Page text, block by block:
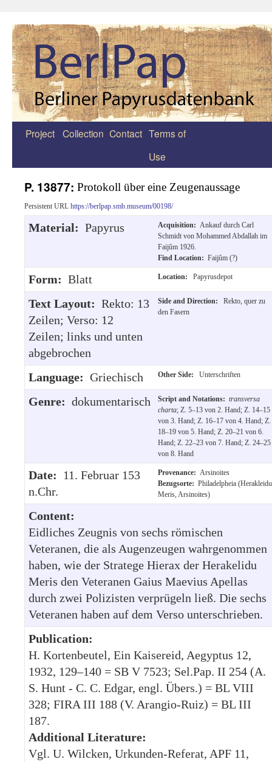
Zum
Project Collection Contact Terms of
Use
P. 13877: Protokoll über eine Zeugenaussage
Persistent URL https://berlpap.smb.museum/00198/
Material: Papyrus Acquisition: Ankauf durch Carl
Schmidt von Mohammed Abdallah im
Faijûm 1926.
Find Location: Faijûm (?)
Form: Blatt Location: Papyrusdepot
Text Layout: Rekto: 13
Zeilen; Verso: 12
Zeilen; links und unten
abgebrochen
Side and Direction:
Rekto, quer zu
den Fasern
Language: Griechisch Other Side: Unterschriften
Genre: dokumentarisch Script and Notations: transversa
charta; Z. 5–13 von 2. Hand; Z. 14–15
von 3. Hand; Z. 16–17 von 4. Hand; Z.
18–19 von 5. Hand; Z. 20–21 von 6.
Hand; Z. 22–23 von 7. Hand; Z. 24–25
von 8. Hand
Date: 11. Februar 153
n.Chr.
Provenance: Arsinoites
Bezugsorte: Philadelpheia (Herakleidu
Meris, Arsinoites)
Content:
Eidliches Zeugnis von sechs römischen
Veteranen, die als Augenzeugen wahrgenommen
haben, wie der Stratege Hierax der Herakelidu
Meris den Veteranen Gaius Maevius Apellas
durch zwei Polizisten verprügeln ließ. Die sechs
Veteranen haben auf dem Verso unterschrieben.
Publication:
H. Kortenbeutel, Ein Kaisereid, Aegyptus 12,
1932, 129–140 = SB V 7523; Sel.Pap. II 254 (A.
S. Hunt - C. C. Edgar, engl. Übers.) = BL VIII
328; FIRA III 188 (V. Arangio-Ruiz) = BL III
187.
Additional Literature:
Vgl. U. Wilcken, Urkunden-Referat, APF 11,